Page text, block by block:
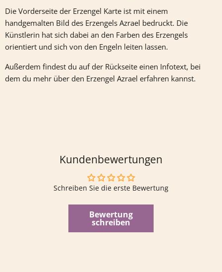
Die Vorderseite der Erzengel Karte ist mit einem
handgemalten Bild des Erzengels Azrael bedruckt. Die
Künstlerin hat sich dabei an den Farben des Erzengels
orientiert und sich von den Engeln leiten lassen.
Außerdem findest du auf der Rückseite einen Infotext, bei
dem du mehr über den Erzengel Azrael erfahren kannst.
Kundenbewertungen
Schreiben Sie die erste Bewertung
Bewertung
schreiben